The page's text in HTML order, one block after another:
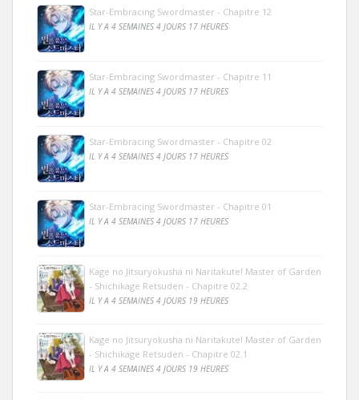
Star-Embracing Swordmaster - Chapitre 12
IL Y A 4 SEMAINES 4 JOURS 17 HEURES
Star-Embracing Swordmaster - Chapitre 11
IL Y A 4 SEMAINES 4 JOURS 17 HEURES
Star-Embracing Swordmaster - Chapitre 02
IL Y A 4 SEMAINES 4 JOURS 17 HEURES
Star-Embracing Swordmaster - Chapitre 01
IL Y A 4 SEMAINES 4 JOURS 17 HEURES
Kage no Jitsuryokusha ni Naritakute! Master of Garden
- Shichikage Retsuden - Chapitre 02.2
IL Y A 4 SEMAINES 4 JOURS 19 HEURES
Kage no Jitsuryokusha ni Naritakute! Master of Garden
- Shichikage Retsuden - Chapitre 02.1
IL Y A 4 SEMAINES 4 JOURS 19 HEURES